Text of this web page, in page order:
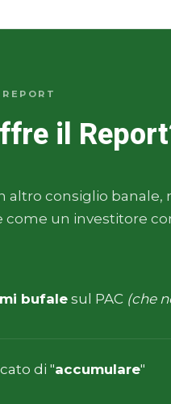
il
altro consiglio banale,
come un investitore
bufale sul PAC (che
di "accumulare"